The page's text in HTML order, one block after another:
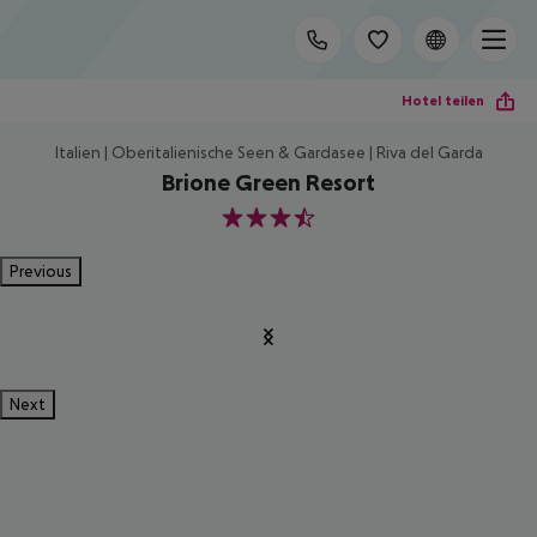
Hotel teilen
Italien | Oberitalienische Seen & Gardasee | Riva del Garda
Brione Green Resort
3.5
Previous
Next